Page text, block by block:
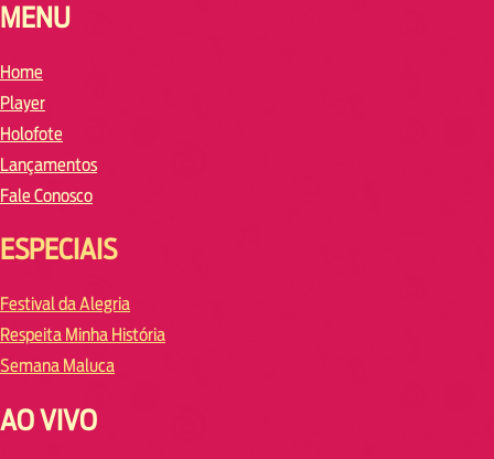
MENU
Home
Player
Holofote
Lançamentos
Fale Conosco
ESPECIAIS
Festival da Alegria
Respeita Minha História
Semana Maluca
AO VIVO